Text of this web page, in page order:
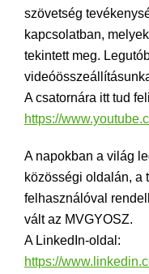
szövetség
kapcsolatban,
tekintett meg.
A csatornára itt tud
https://
A napokban a világ
közösségi oldalán, a
felhasználóval
vált az MVGYOSZ.
A LinkedIn-oldal:
https://